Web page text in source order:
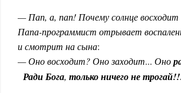
— Пап, а, пап! Почему солнце восходит
Папа-программист отрывает
и смотрит на сына:
— Оно восходит? Оно заходит... Оно
Ради Бога, только ничего не